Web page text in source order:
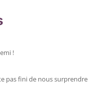
!
pas fini de nous surprendre